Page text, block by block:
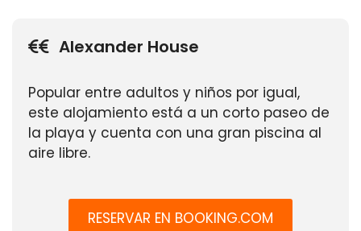
Alexander House
Popular entre adultos y niños por igual,
este alojamiento está a un corto paseo de
la playa y cuenta con una gran piscina al
aire libre.
RESERVAR EN BOOKING.COM